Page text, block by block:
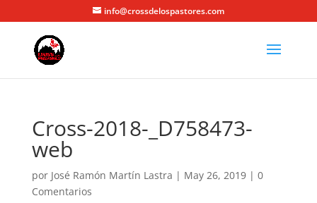
info@crossdelospastores.com
Cross-2018-_D758473-
web
por José Ramón Martín Lastra | May 26, 2019| 0
Comentarios